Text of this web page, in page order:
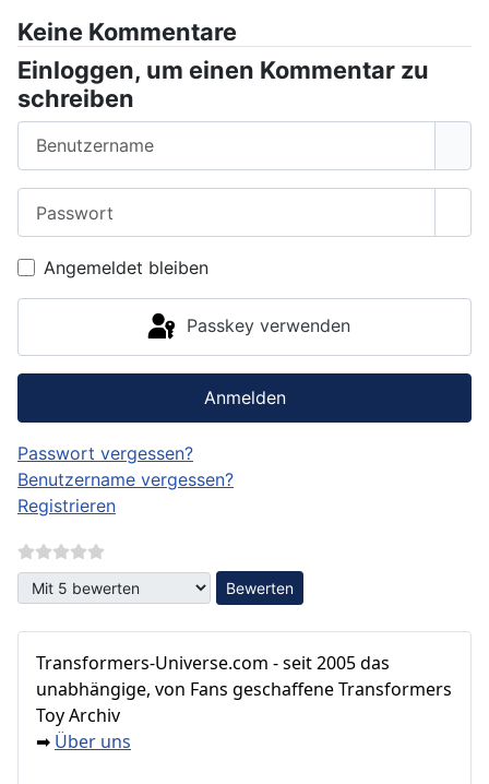
Keine Kommentare
Einloggen, um einen Kommentar zu
schreiben
Angemeldet bleiben
Passkey verwenden
Anmelden
Passwort vergessen?
Benutzername vergessen?
Registrieren
Bitte bewerten
Transformers‑Universe.com - seit 2005 das
unabhängige, von Fans geschaffene Transformers
Toy Archiv
➡ Über uns